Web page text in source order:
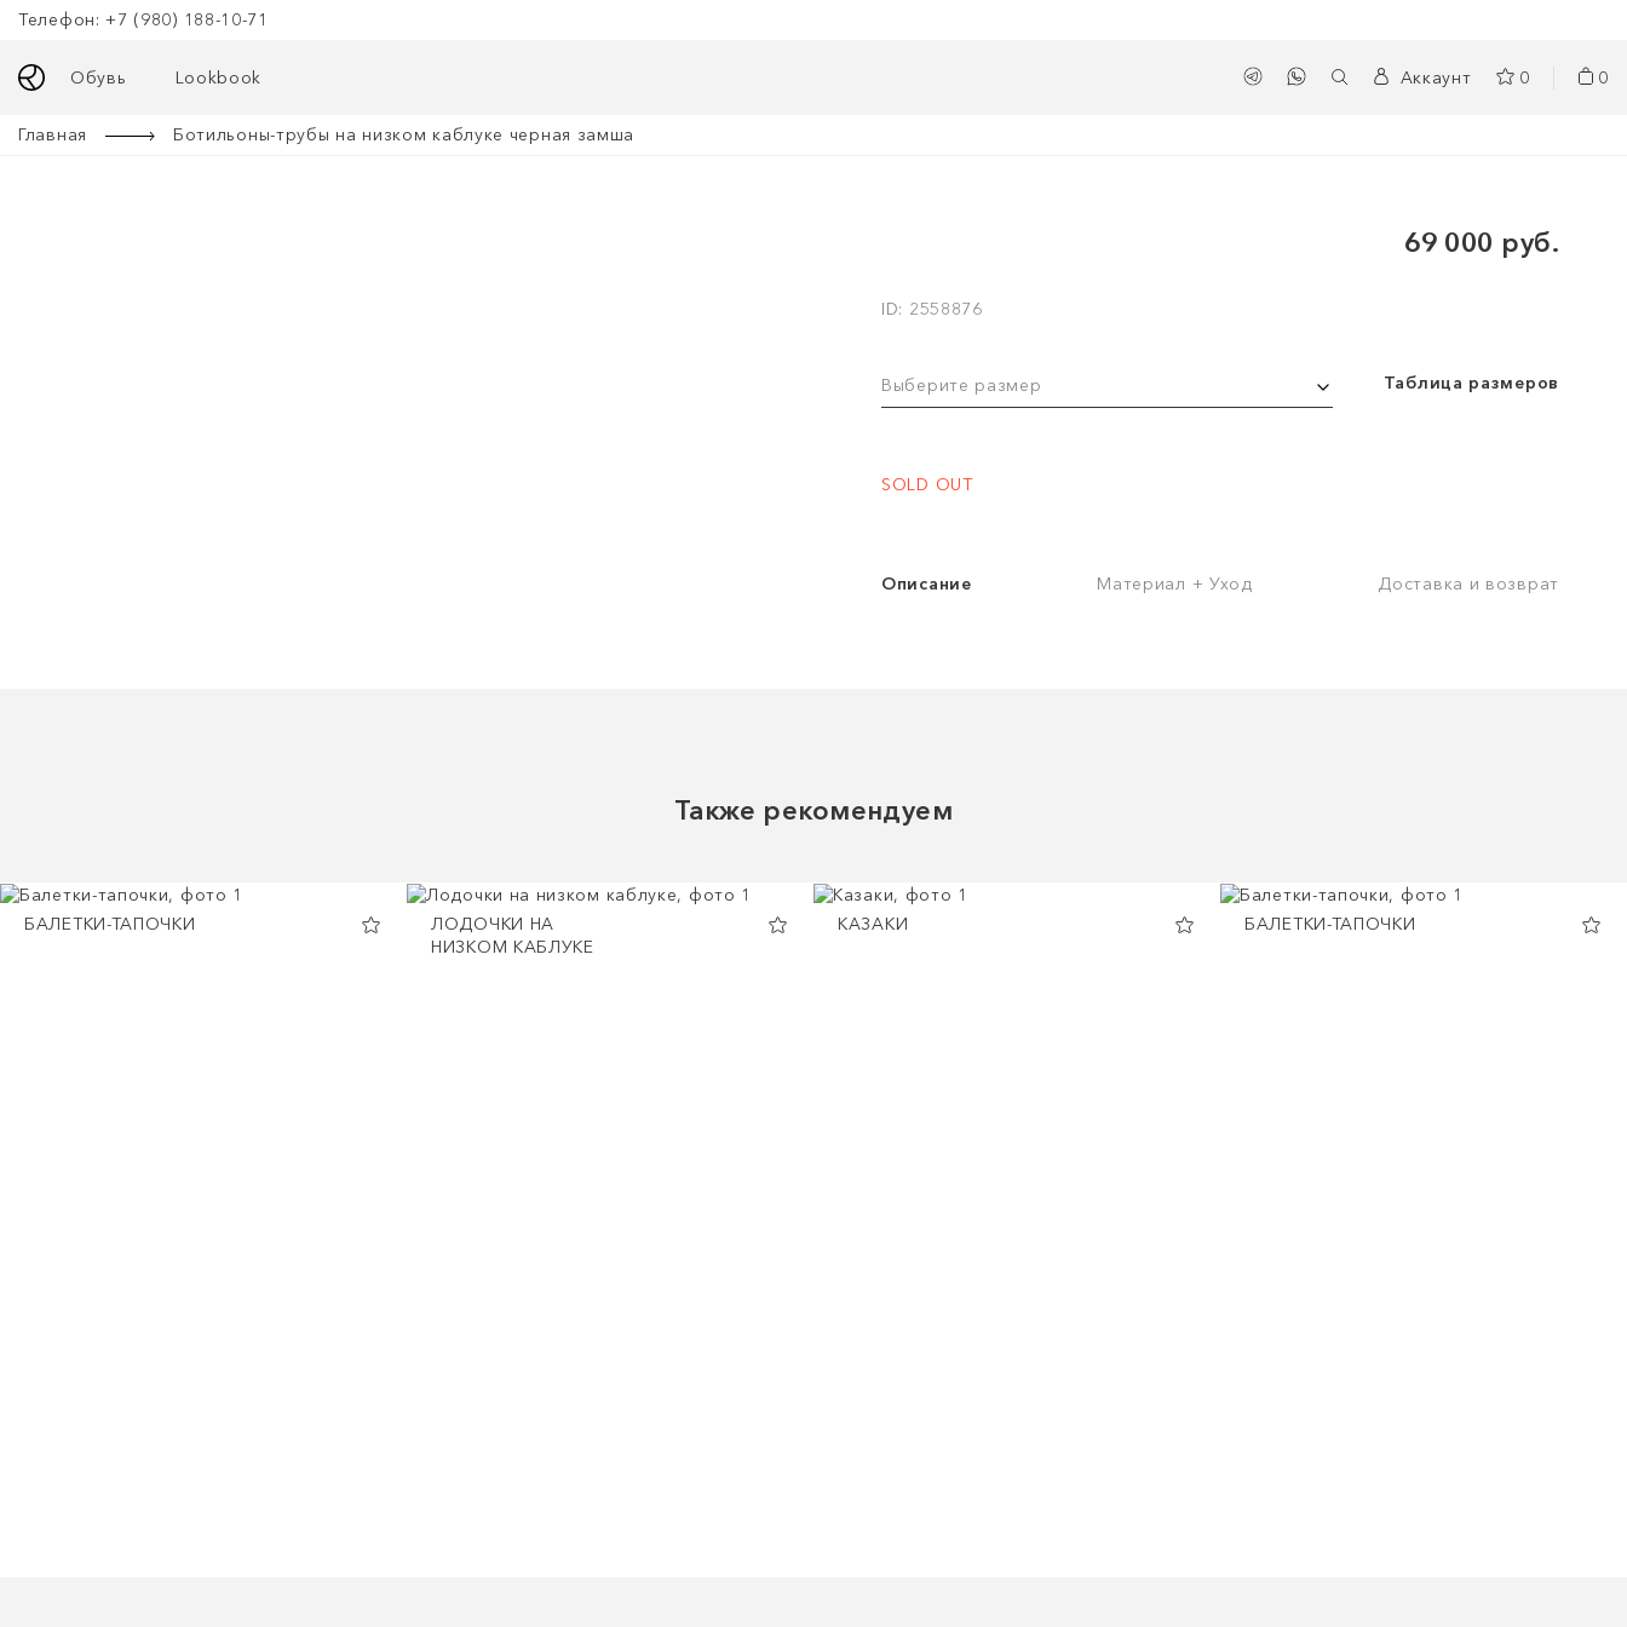
Телефон: +7 (980) 188-10-71
Обувь Lookbook Аккаунт 0 0
Главная Ботильоны-трубы на низком каблуке черная замша
69 000 руб.
ID: 2558876
Выберите размер Таблица размеров
SOLD OUT
Описание Материал + Уход Доставка и возврат
Также рекомендуем
БАЛЕТКИ-ТАПОЧКИ
ЛОДОЧКИ НА
НИЗКОМ КАБЛУКЕ
КАЗАКИ БАЛЕТКИ-ТАПОЧКИ